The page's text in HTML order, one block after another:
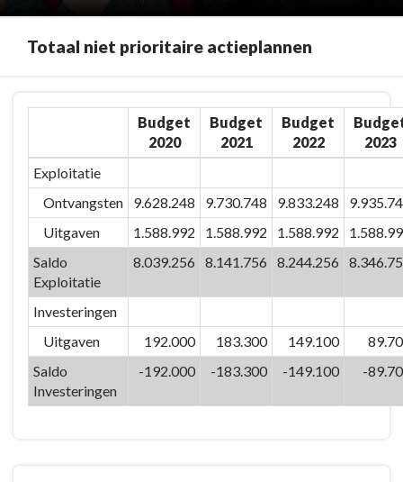
Totaal niet prioritaire actieplannen
01/12
Ouderenzorg
Totaal
prioritaire
actieplannen
Budget
2020
Budget
2021
Budget
2022
2023
Exploitatie
Ontvangsten
9.628.248 9.730.748 9.833.248
Uitgaven
1.588.992 1.588.992 1.588.992
Saldo
Exploitatie
8.039.256 8.141.756 8.244.256
Investeringen
Uitgaven
192.000 183.300 149.100
Saldo
Investeringen
-192.000 -183.300 -149.100 -